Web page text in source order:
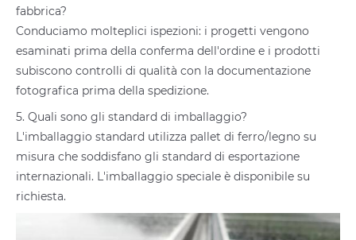
fabbrica?
Conduciamo molteplici ispezioni: i progetti vengono
esaminati prima della conferma dell'ordine e i prodotti
subiscono controlli di qualità con la documentazione
fotografica prima della spedizione.
5. Quali sono gli standard di imballaggio?
L'imballaggio standard utilizza pallet di ferro/legno su
misura che soddisfano gli standard di esportazione
internazionali. L'imballaggio speciale è disponibile su
richiesta.